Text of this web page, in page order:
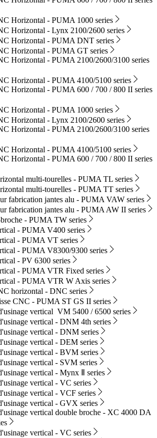
Horizontal - PUMA 1000 series
Horizontal - Lynx 2100/2600 series
Horizontal - PUMA DNT series
Horizontal - PUMA GT series
Horizontal - PUMA 2100/2600/3100 series
Horizontal - PUMA 4100/5100 series
Horizontal - PUMA 600 / 700 / 800 II series
Horizontal - PUMA 1000 series
Horizontal - Lynx 2100/2600 series
Horizontal - PUMA 2100/2600/3100 series
Horizontal - PUMA 4100/5100 series
Horizontal - PUMA 600 / 700 / 800 II series
multi-tourelles - PUMA TL series
multi-tourelles - PUMA TT series
fabrication jantes alu - PUMA VAW series
fabrication jantes alu - PUMA AW II series
- PUMA TW series
- PUMA V400 series
- PUMA VT series
- PUMA V8300/9300 series
- PV 6300 series
- PUMA VTR Fixed series
- PUMA VTR W Axis series
horizontal - DNC series
CNC - PUMA ST GS II series
vertical VM 5400 / 6500 series
vertical - DNM 4th series
vertical - DNM series
vertical - DEM series
vertical - BVM series
vertical - SVM series
vertical - Mynx Ⅱ series
vertical - VC series
vertical - VCF series
vertical - GVX series
vertical double broche - XC 4000 DA
vertical - VC series